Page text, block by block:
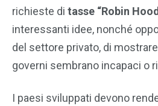
richieste di tasse “Robin
interessanti idee, nonché
del settore privato, di
governi sembrano incapaci o
I paesi sviluppati devono